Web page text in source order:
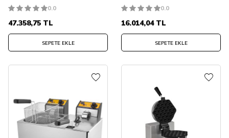
0.0
47.358,75 TL
SEPETE EKLE
0.0
16.014,04TL
SEPETE EKLE